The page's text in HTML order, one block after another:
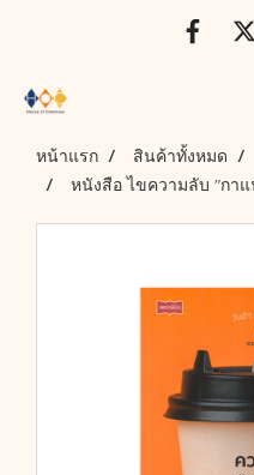
หน้าแรก สินค้าทั้งหมด
หนังสือ ไขความลับ "กา